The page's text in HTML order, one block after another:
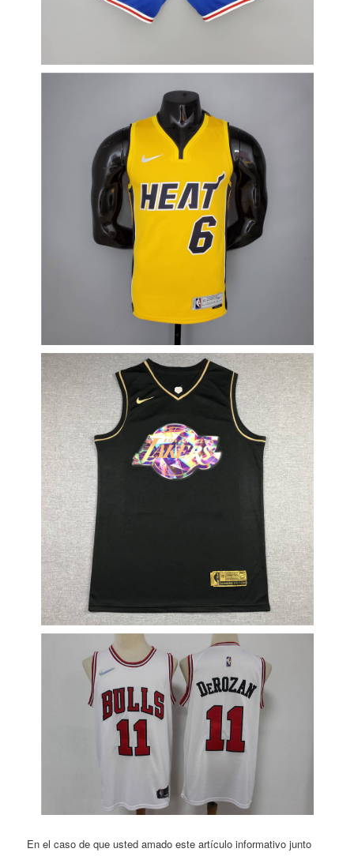
En el caso de que usted amado este artículo informativo junto